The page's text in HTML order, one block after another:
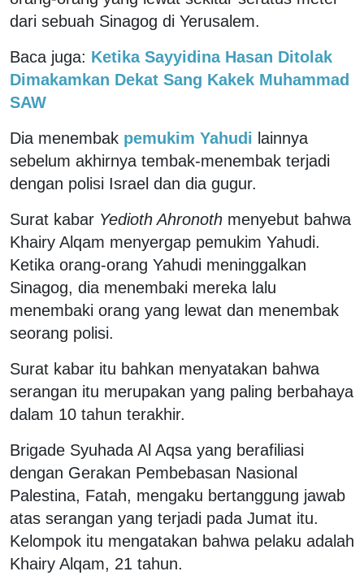
dari sebuah Sinagog di Yerusalem.
Baca juga: Ketika Sayyidina Hasan Ditolak
Dimakamkan Dekat Sang Kakek Muhammad
SAW
Dia menembak pemukim Yahudi lainnya
sebelum akhirnya tembak-menembak terjadi
dengan polisi Israel dan dia gugur.
Surat kabar Yedioth Ahronoth menyebut bahwa
Khairy Alqam menyergap pemukim Yahudi.
Ketika orang-orang Yahudi meninggalkan
Sinagog, dia menembaki mereka lalu
menembaki orang yang lewat dan menembak
seorang polisi.
Surat kabar itu bahkan menyatakan bahwa
serangan itu merupakan yang paling berbahaya
dalam 10 tahun terakhir.
Brigade Syuhada Al Aqsa yang berafiliasi
dengan Gerakan Pembebasan Nasional
Palestina, Fatah, mengaku bertanggung jawab
atas serangan yang terjadi pada Jumat itu.
Kelompok itu mengatakan bahwa pelaku adalah
Khairy Alqam, 21 tahun.